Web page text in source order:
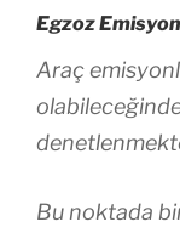
Egzoz
Araç
Bu noktada